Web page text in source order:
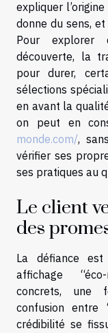
expliquer
donne du sens,
Pour explorer
découverte, la
pour durer,
sélections
en avant la
on peut en
monde.com/,
vérifier ses
ses pratiques au
Le client
des
La défiance
affichage
concrets, une
confusion
crédibilité se